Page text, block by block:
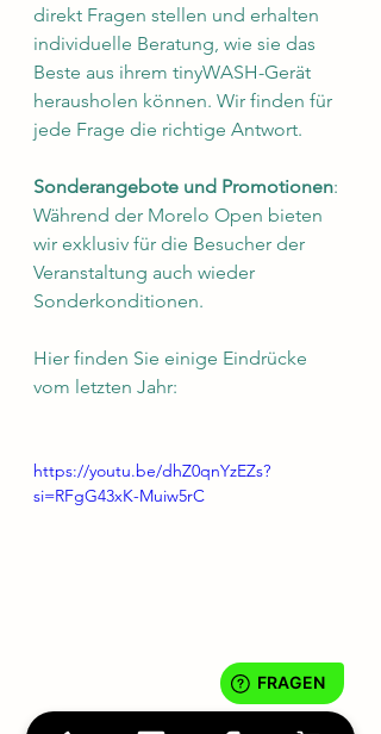
direkt Fragen stellen und erhalten
individuelle Beratung, wie sie das
Beste aus ihrem tinyWASH-Gerät
herausholen können. Wir finden für
jede Frage die richtige Antwort.
Sonderangebote und Promotionen:
Während der Morelo Open bieten
wir exklusiv für die Besucher der
Veranstaltung auch wieder
Sonderkonditionen.
Hier finden Sie einige Eindrücke
vom letzten Jahr:
https://youtu.be/dhZ0qnYzEZs?
si=RFgG43xK-Muiw5rC